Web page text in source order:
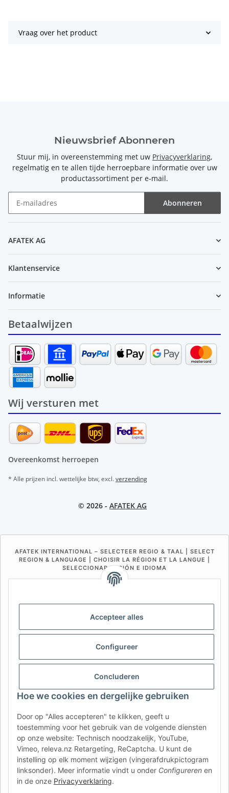
Accepteer alles
Configureer
Concluderen
Hoe we cookies en dergelijke gebruiken
Door op "Alles accepteren" te klikken, geeft u
toestemming voor het gebruik van de volgende diensten
op onze website: Technisch noodzakelijk, YouTube,
Vimeo, releva.nz Retargeting, ReCaptcha. U kunt de
instelling op elk moment wijzigen (vingerafdrukpictogram
linksonder). Meer informatie vindt u onder Configureren en
in de onze Privacyverklaring.
Vraag over het product
Nieuwsbrief Abonneren
Stuur mij, in overeenstemming met uw Privacyverklaring,
regelmatig en te allen tijde herroepbare informatie over uw
productassortiment per e-mail.
Abonneren
AFATEK AG
Klantenservice
Informatie
Betaalwijzen
Wij versturen met
Overeenkomst herroepen
* Alle prijzen incl. wettelijke btw, excl.verzending
© 2026 - AFATEK AG
AFATEK INTERNATIONAL – SELECTEER REGIO & TAAL | SELECT
REGION & LANGUAGE | CHOISIR LA RÉGION ET LA LANGUE |
SELECCIONAR REGIÓN E IDIOMA
CH (IT) BE (NL) BE (FR) NL
USA
SE FI CZ HU SK
RO HR
AFATEK Nederland| Uw specialist in aanhangeronderdelen
en onderdelen voor bedrijfsvoertuigen
Technisch advies:moc.ketafa@ofni| BTW (DE):
DE354251646
Rechtstreekse verzending vanuit ons centraal magazijn in
Duitsland.Aanbod voor professionals: intracommunautaire
aankopen (VIES) mogelijk.